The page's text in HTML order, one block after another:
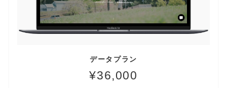
データプラン
¥36,000